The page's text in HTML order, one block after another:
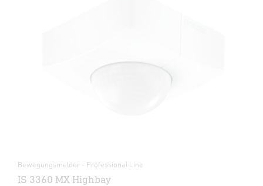
Bewegungsmelder - Professional Line
IS 3360 MX Highbay